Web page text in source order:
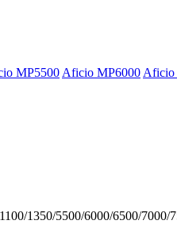
MP5500 Aficio MP6000 Aficio
1350/5500/6000/6500/7000/